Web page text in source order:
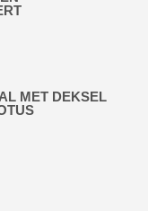
MET DEKSEL